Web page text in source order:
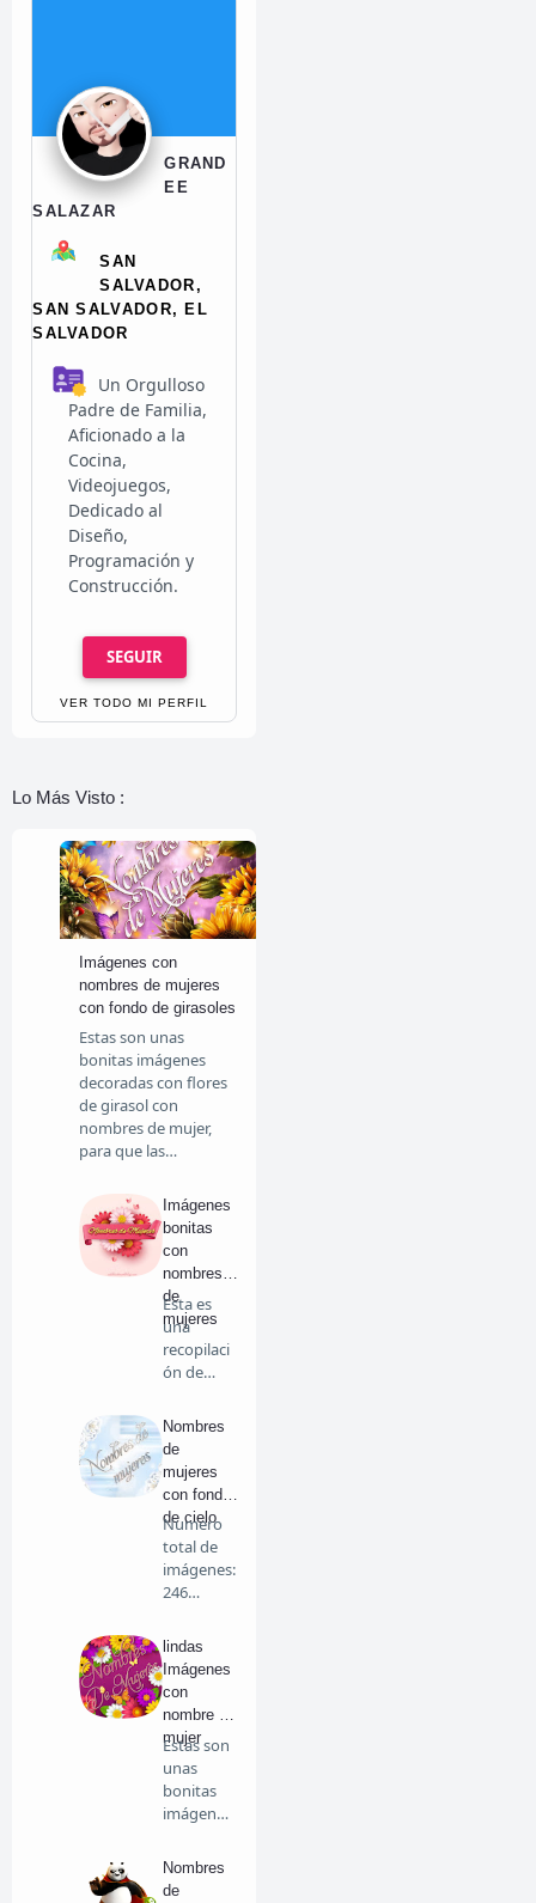
GRAND
EE
SALAZAR
SAN
SALVADOR,
SAN SALVADOR, EL
SALVADOR
Un Orgulloso
Padre de Familia,
Aficionado a la
Cocina,
Videojuegos,
Dedicado al
Diseño,
Programación y
Construcción.
SEGUIR
VER TODO MI PERFIL
Lo Más Visto :
Imágenes con
nombres de mujeres
con fondo de girasoles
Estas son unas
bonitas imágenes
decoradas con flores
de girasol con
nombres de mujer,
para que las…
Imágenes
bonitas
con
nombres
de
mujeres
Esta es
una
recopilaci
ón de
bonitas
con …
Nombres
de
mujeres
con fondo
de cielo
Numero
total de
imágenes:
246
s PNG
de…
lindas
Imágenes
con
nombre de
mujer
Estas son
unas
bonitas
imágenes
s con f…
Nombres
de